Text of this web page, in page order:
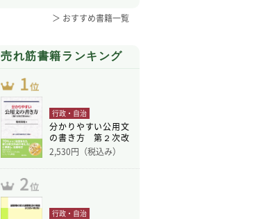
＞ おすすめ書籍一覧
売れ筋書籍ランキング
行政・自治
分かりやすい公用文
の書き方 第２次改
訂版
2,530円（税込み）
行政・自治